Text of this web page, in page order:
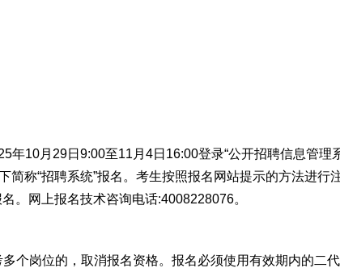
10月29日9:00至11月4日16:00登录“公开招聘信息管理
简称“招聘系统”报名。考生按照报名网站提示的方法进行
。网上报名技术咨询电话:4008228076。
个岗位的，取消报名资格。报名必须使用有效期内的二代